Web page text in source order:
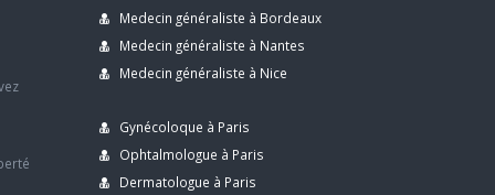
Medecin généraliste à Bordeaux
Medecin généraliste à Nantes
Medecin généraliste à Nice
Gynécoloque à Paris
Ophtalmologue à Paris
Dermatologue à Paris